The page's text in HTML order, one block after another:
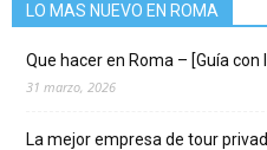
LO MAS NUEVO EN ROMA
Que hacer en Roma – [Guía
31 marzo, 2026
La mejor empresa de tour